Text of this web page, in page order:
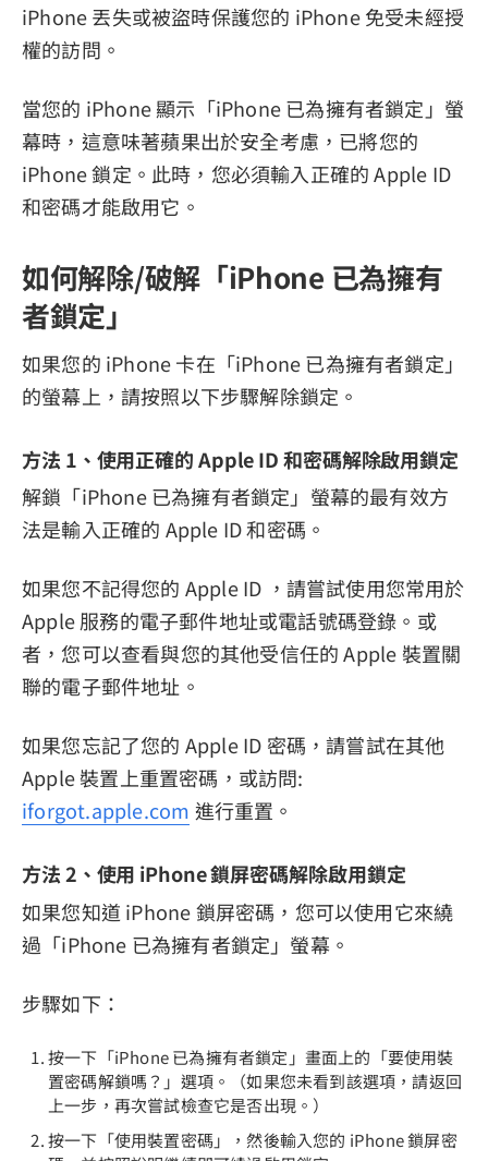
iPhone 丟失或被盜時保護您的 iPhone 免受未經授
權的訪問。
當您的 iPhone 顯示「iPhone 已為擁有者鎖定」螢
幕時，這意味著蘋果出於安全考慮，已將您的
iPhone 鎖定。此時，您必須輸入正確的 Apple ID
和密碼才能啟用它。
如何解除/破解「iPhone 已為擁有
者鎖定」
如果您的 iPhone 卡在「iPhone 已為擁有者鎖定」
的螢幕上，請按照以下步驟解除鎖定。
方法 1、使用正確的 Apple ID 和密碼解除啟用鎖定
解鎖「iPhone 已為擁有者鎖定」螢幕的最有效方
法是輸入正確的 Apple ID 和密碼。
如果您不記得您的 Apple ID ，請嘗試使用您常用於
Apple 服務的電子郵件地址或電話號碼登錄。或
者，您可以查看與您的其他受信任的 Apple 裝置關
聯的電子郵件地址。
如果您忘記了您的 Apple ID 密碼，請嘗試在其他
Apple 裝置上重置密碼，或訪問:
iforgot.apple.com 進行重置。
方法 2、使用 iPhone 鎖屏密碼解除啟用鎖定
如果您知道 iPhone 鎖屏密碼，您可以使用它來繞
過「iPhone 已為擁有者鎖定」螢幕。
步驟如下：
按一下「iPhone 已為擁有者鎖定」畫面上的「要使用裝
置密碼解鎖嗎？」選項。（如果您未看到該選項，請返回
上一步，再次嘗試檢查它是否出現。）
按一下「使用裝置密碼」，然後輸入您的 iPhone 鎖屏密